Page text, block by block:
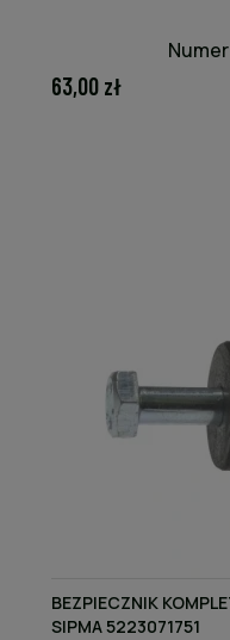
63,00 zł
BEZPIECZNIK
SIPMA 5223071751